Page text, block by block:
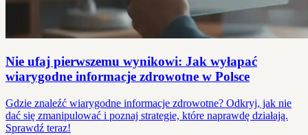
Nie ufaj pierwszemu wynikowi: Jak wyłapać
wiarygodne informacje zdrowotne w Polsce
Gdzie znaleźć wiarygodne informacje zdrowotne? Odkryj, jak nie
dać się zmanipulować i poznaj strategie, które naprawdę działają.
Sprawdź teraz!